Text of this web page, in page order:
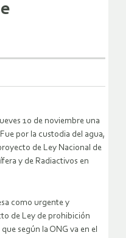
10 de noviembre una
por la custodia del agua,
de Ley Nacional de
y de Radiactivos en
como urgente y
de Ley de prohibición
según la ONG va en el